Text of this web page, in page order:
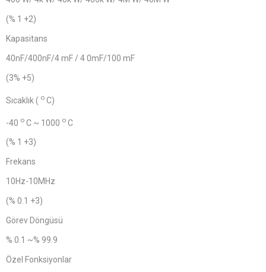
(% 1 +2)
Kapasitans
40nF/400nF/4 mF / 4 0mF/100 mF
(3% +5)
Sıcaklık ( o C)
-40 o C ~ 1000 o C
(% 1 +3)
Frekans
10Hz-10MHz
(% 0.1 +3)
Görev Döngüsü
% 0.1 ~% 99.9
Özel Fonksiyonlar